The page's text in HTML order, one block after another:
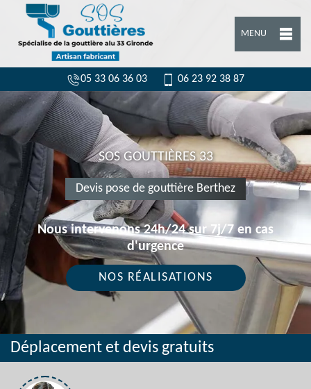
MENU
05 33 06 36 03 06 23 92 38 87
SOS GOUTTIÈRES 33
Devis pose de gouttière Berthez
Nous intervenons 24h/24 sur 7j/7 en cas
d'urgence
NOS RÉALISATIONS
Déplacement et devis gratuits